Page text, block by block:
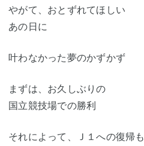
やがて、おとずれてほしい
あの日に
叶わなかった夢のかずかず
まずは、お久しぶりの
国立競技場での勝利
それによって、Ｊ１への復帰も